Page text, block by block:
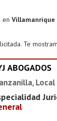
en Villamanrique
Te
ABOGADOS